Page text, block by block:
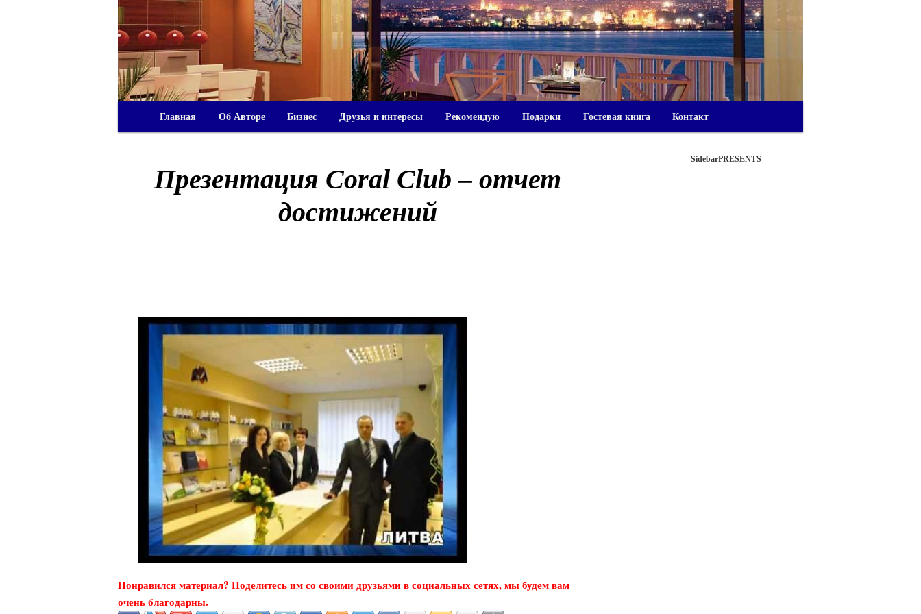
Главная Об Авторе Бизнес Друзья и интересы Рекомендую Подарки Гостевая книга Контакт
Презентация Coral Club – отчет
достижений
Понравился материал? Поделитесь им со своими друзьями в социальных сетях, мы будем вам
очень благодарны.
SidebarPRESENTS